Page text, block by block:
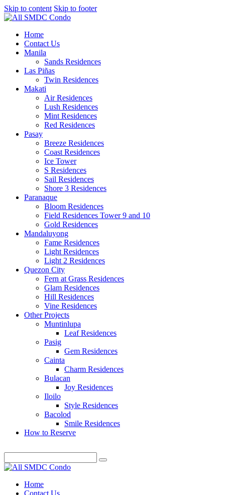
Skip to content Skip to footer
Home
Contact Us
Manila
Sands Residences
Las Piñas
Twin Residences
Makati
Air Residences
Lush Residences
Mint Residences
Red Residences
Pasay
Breeze Residences
Coast Residences
Ice Tower
S Residences
Sail Residences
Shore 3 Residences
Paranaque
Bloom Residences
Field Residences Tower 9 and 10
Gold Residences
Mandaluyong
Fame Residences
Light Residences
Light 2 Residences
Quezon City
Fern at Grass Residences
Glam Residences
Hill Residences
Vine Residences
Other Projects
Muntinlupa
Leaf Residences
Pasig
Gem Residences
Cainta
Charm Residences
Bulacan
Joy Residences
Iloilo
Style Residences
Bacolod
Smile Residences
How to Reserve
Home
Contact Us